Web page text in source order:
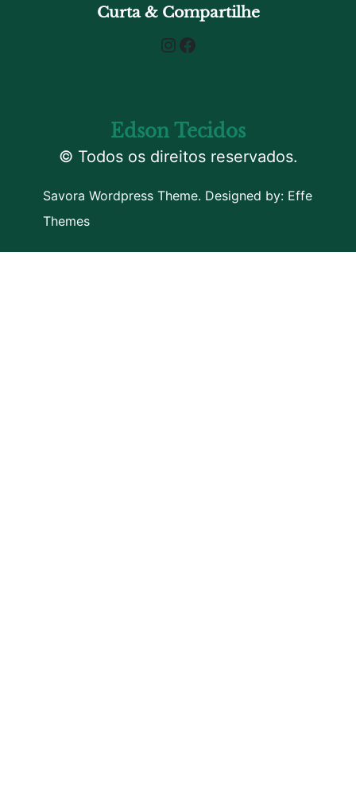
Curta & Compartilhe
Instagram Facebook
Edson Tecidos
© Todos os direitos reservados.
Savora Wordpress Theme. Designed by: Effe
Themes